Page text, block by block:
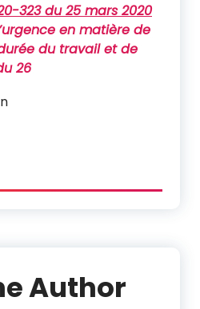
323 du 25 mars 2020
en matière de
du travail et de
26
Author